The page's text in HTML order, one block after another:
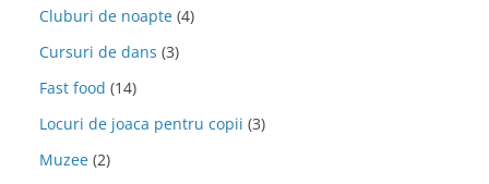
Cluburi de noapte (4)
Cursuri de dans (3)
Fast food (14)
Locuri de joaca pentru copii (3)
Muzee (2)